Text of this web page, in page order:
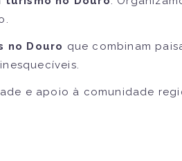
no Douro que combinam
e apoio à comunidade